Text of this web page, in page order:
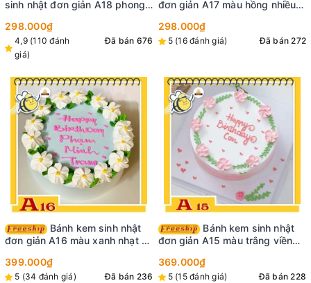
sinh nhật đơn giản A18 phong
màu trắng vẽ tim ở viền
298.000₫
4,9 (110 đánh
giá)
Đã bán 676
đơn giản A17 màu hồng nhiều
không quá sến
298.000₫
5 (16 đánh giá) Đã bán 272
Bánh kem sinh nhật
đơn giản A16 màu xanh nhạt ở
nhẹ nhàng
399.000₫
5 (34 đánh giá) Đã bán 236
đơn giản A15 màu trắng viền
tính ngọt ngào
369.000₫
5 (15 đánh giá) Đã bán 228